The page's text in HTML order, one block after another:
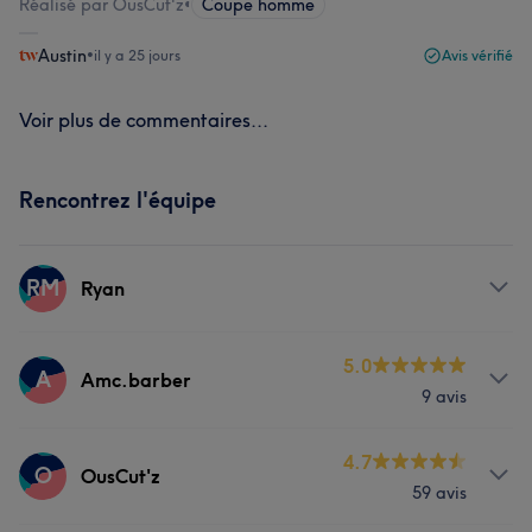
Réalisé par OusCut'z• Coupe homme
Austin•il y a 25 jours Avis vérifié
Voir plus de commentaires...
Rencontrez l'équipe
RM Ryan
Services
A Amc.barber
5.0
9 avis
Services
O OusCut'z
4.7
59 avis